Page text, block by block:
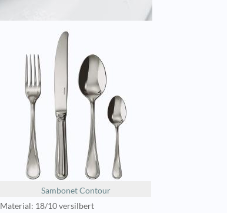
Sambonet Contour
Material: 18/10 versilbert